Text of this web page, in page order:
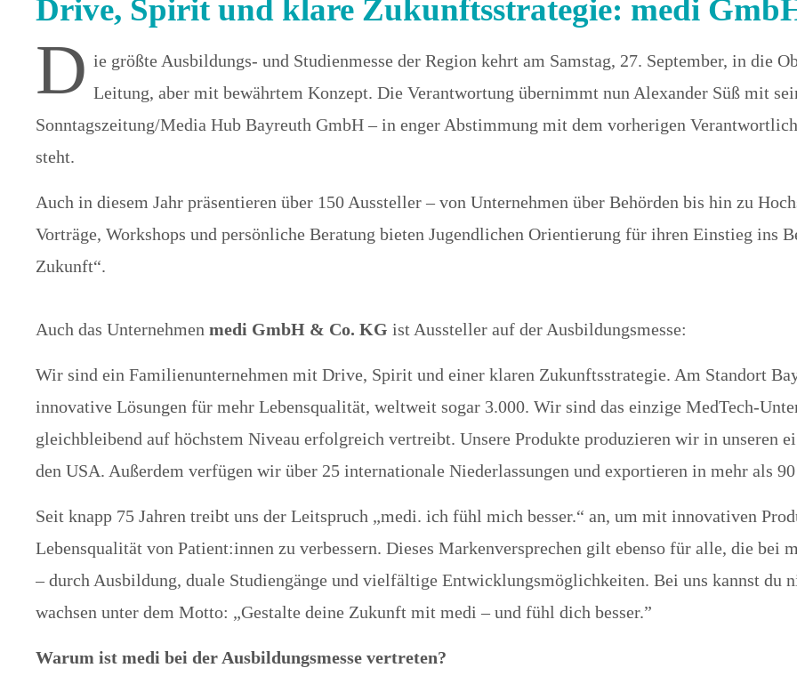
Passwort
Drive, Spirit und klare Zukunftsstrategie: medi
D ie größte Ausbildungs- und Studienmesse der Region kehrt am Samstag, 27. September, in die
Leitung, aber mit bewährtem Konzept. Die Verantwortung übernimmt nun Alexander Süß mit
Sonntagszeitung/Media Hub Bayreuth GmbH – in enger Abstimmung mit dem vorherigen
steht.
Auch in diesem Jahr präsentieren über 150 Aussteller – von Unternehmen über Behörden bis hin zu
Vorträge, Workshops und persönliche Beratung bieten Jugendlichen Orientierung für ihren Einstieg ins
Zukunft“.
Auch das Unternehmen medi GmbH & Co. KG ist Aussteller auf der Ausbildungsmesse:
Wir sind ein Familienunternehmen mit Drive, Spirit und einer klaren Zukunftsstrategie. Am Standort
innovative Lösungen für mehr Lebensqualität, weltweit sogar 3.000. Wir sind das einzige MedTech-
gleichbleibend auf höchstem Niveau erfolgreich vertreibt. Unsere Produkte produzieren wir in unseren
den USA. Außerdem verfügen wir über 25 internationale Niederlassungen und exportieren in mehr als
Seit knapp 75 Jahren treibt uns der Leitspruch „medi. ich fühl mich besser.“ an, um mit innovativen
Lebensqualität von Patient:innen zu verbessern. Dieses Markenversprechen gilt ebenso für alle, die
– durch Ausbildung, duale Studiengänge und vielfältige Entwicklungsmöglichkeiten. Bei uns kannst du
wachsen unter dem Motto: „Gestalte deine Zukunft mit medi – und fühl dich besser.”
Warum ist medi bei der Ausbildungsmesse vertreten?